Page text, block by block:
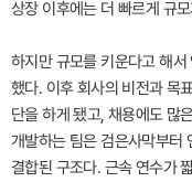
상장 이후에는 더 빠르게 규
하지만 규모를 키운다고 해
했다. 이후 회사의 비전과 목
단을 하게 됐고, 채용에도 많
개발하는 팀은 검은사막부터
결합된 구조다. 근속 연수가